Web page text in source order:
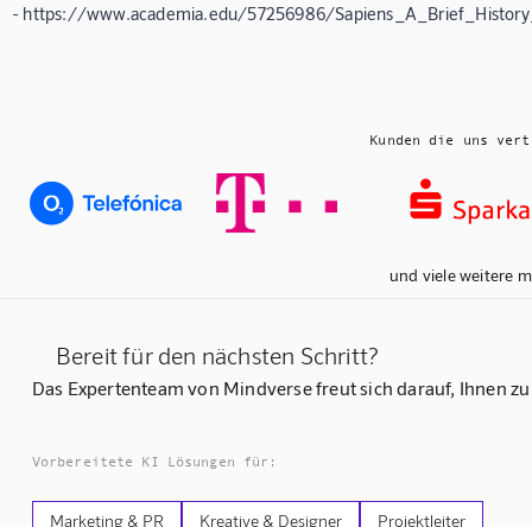
- https://www.academia.edu/57256986/
Kunden die uns
und viele weitere
Bereit für den nächsten Schritt?
Das Expertenteam von Mindverse freut sich darauf, Ihnen
Vorbereitete KI Lösungen für:
Marketing & PR Kreative & Designer Projektleiter